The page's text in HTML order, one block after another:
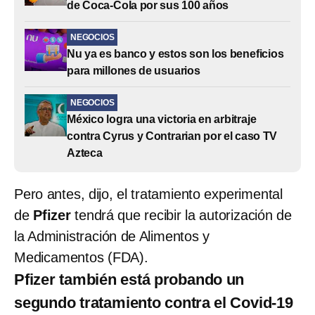
de Coca-Cola por sus 100 años
NEGOCIOS
Nu ya es banco y estos son los beneficios
para millones de usuarios
NEGOCIOS
México logra una victoria en arbitraje
contra Cyrus y Contrarian por el caso TV
Azteca
Pero antes, dijo, el tratamiento experimental
de Pfizertendrá que recibir la autorización de
la Administración de Alimentos y
Medicamentos (FDA).
Pfizer también está probando un
segundo tratamiento contra el Covid-19